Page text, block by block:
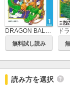
無料試し読み
読み方を選択